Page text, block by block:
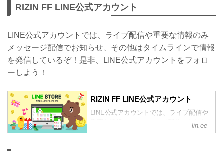
RIZIN FF LINE公式アカウント
LINE公式アカウントでは、ライブ配信や重要な情報のみ
メッセージ配信でお知らせ、その他はタイムラインで情報
を発信しているぞ！是非、LINE公式アカウントをフォロ
ーしよう！
RIZIN FF LINE公式アカウント
LINE公式アカウントでは、ライブ配信や
重要な情報のみメッセージ配信でお知ら
せ、その他はタイムラインで情報を発信
lin.ee